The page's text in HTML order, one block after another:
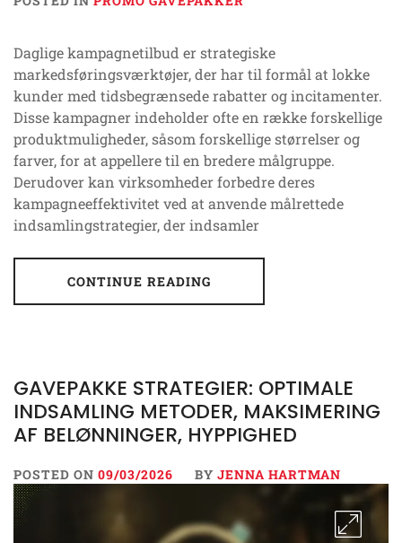
Daglige kampagnetilbud er strategiske
markedsføringsværktøjer, der har til formål at lokke
kunder med tidsbegrænsede rabatter og incitamenter.
Disse kampagner indeholder ofte en række forskellige
produktmuligheder, såsom forskellige størrelser og
farver, for at appellere til en bredere målgruppe.
Derudover kan virksomheder forbedre deres
kampagneeffektivitet ved at anvende målrettede
indsamlingstrategier, der indsamler
CONTINUE READING
GAVEPAKKE STRATEGIER: OPTIMALE
INDSAMLING METODER, MAKSIMERING
AF BELØNNINGER, HYPPIGHED
POSTED ON 09/03/2026 BY JENNA HARTMAN